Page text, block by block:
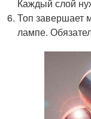
Каждый слой
Топ завершает
лампе.